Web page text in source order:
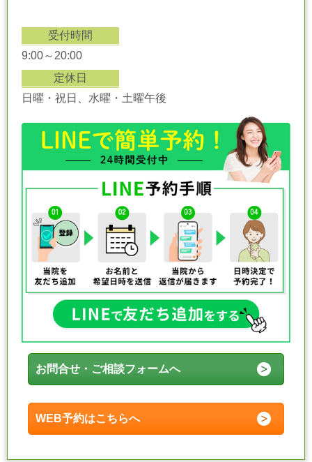
受付時間
9:00～20:00
定休日
日曜・祝日、水曜・土曜午後
お問合せ・ご相談フォームへ
WEB予約はこちらへ